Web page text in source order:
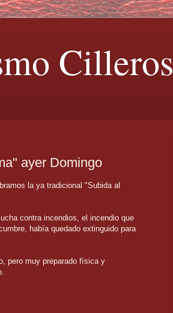
Cilleros
ayer Domingo
la ya tradicional "Subida al
contra incendios, el incendio que
había quedado extinguido para
pero muy preparado física y